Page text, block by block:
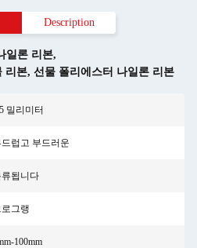
Description
일론 리본,
리본, 선물 폴리에스터 나일론 리본
밀리미터
드럽고 부드러운
류됩니다
로그랭
100mm